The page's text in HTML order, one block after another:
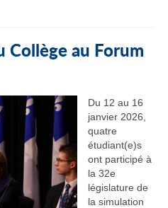
Collège au Forum
Du 12 au 16
janvier 2026,
quatre
étudiant(e)s
ont participé à
la 32e
législature de
la simulation